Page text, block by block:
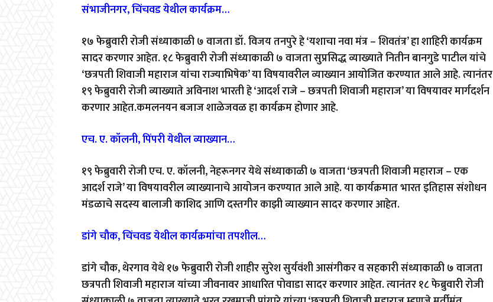
संभाजीनगर, चिंचवड येथील कार्यक्रम…
१७ फेब्रुवारी रोजी संध्याकाळी ७ वाजता डॉ. विजय तनपुरे हे ‘यशाचा नवा मंत्र – शिवतंत्र’ हा शाहिरी कार्यक्रम
सादर करणार आहेत. १८ फेब्रुवारी रोजी संध्याकाळी ७ वाजता सुप्रसिद्ध व्याख्याते नितीन बानगुडे पाटील यांचे
‘छत्रपती शिवाजी महाराज यांचा राज्याभिषेक’ या विषयावरील व्याख्यान आयोजित करण्यात आले आहे. त्यानंतर
१९ फेब्रुवारी रोजी व्याख्याते अविनाश भारती हे ‘आदर्श राजे – छत्रपती शिवाजी महाराज’ या विषयावर मार्गदर्शन
करणार आहेत.कमलनयन बजाज शाळेजवळ हा कार्यक्रम होणार आहे.
एच. ए. कॉलनी, पिंपरी येथील व्याख्यान…
१९ फेब्रुवारी रोजी एच. ए. कॉलनी, नेहरूनगर येथे संध्याकाळी ७ वाजता ‘छत्रपती शिवाजी महाराज – एक
आदर्श राजे’ या विषयावरील व्याख्यानाचे आयोजन करण्यात आले आहे. या कार्यक्रमात भारत इतिहास संशोधन
मंडळाचे सदस्य बालाजी काशिद आणि दस्तगीर काझी व्याख्यान सादर करणार आहेत.
डांगे चौक, चिंचवड येथील कार्यक्रमांचा तपशील…
डांगे चौक, थेरगाव येथे १७ फेब्रुवारी रोजी शाहीर सुरेश सुर्यवंशी आसंगीकर व सहकारी संध्याकाळी ७ वाजता
छत्रपती शिवाजी महाराज यांच्या जीवनावर आधारित पोवाडा सादर करणार आहेत. त्यानंतर १८ फेब्रुवारी रोजी